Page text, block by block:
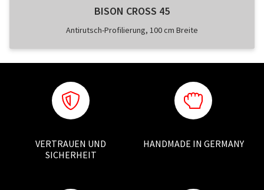
BISON CROSS 45
Antirutsch-Profilierung, 100 cm Breite
VERTRAUEN UND
SICHERHEIT
HANDMADE IN GERMANY